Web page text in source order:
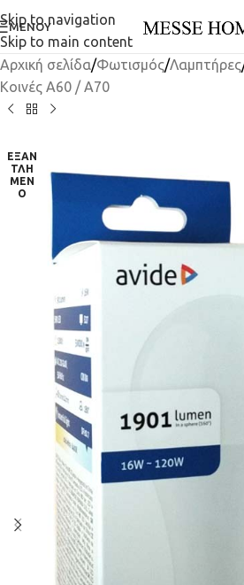
Skip to navigation
Skip to main content
ΜΕΝΟΎ
Αρχική σελίδα/Φωτισμός/Λαμπτήρες
Κοινές A60 / A70
ΕΞΑΝ
ΤΛΗ
ΜΈΝ
Ο